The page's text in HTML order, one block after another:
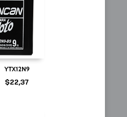
YTX12N9
$22,37